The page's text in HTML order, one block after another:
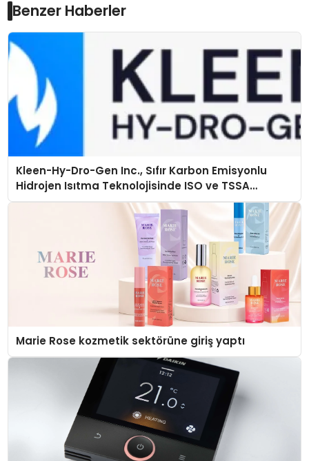
Benzer Haberler
Kleen-Hy-Dro-Gen Inc., Sıfır Karbon Emisyonlu
Hidrojen Isıtma Teknolojisinde ISO ve TSSA
Düzenleyici Onaylarını Aldı
Marie Rose kozmetik sektörüne giriş yaptı